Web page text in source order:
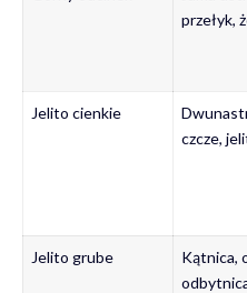
przełyk,
Jelito cienkie
czcze,
Jelito grube
Kątnica,